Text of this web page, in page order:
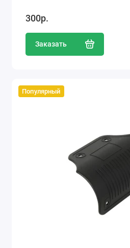
300р.
Заказать
Популярный